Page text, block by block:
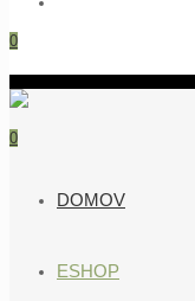
0
0
DOMOV
ESHOP